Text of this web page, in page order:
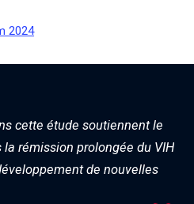
2024
cette étude soutiennent le
rémission prolongée du VIH
de nouvelles